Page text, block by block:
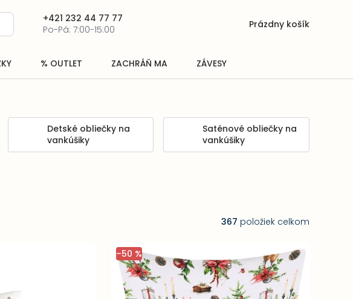
+421 232 44 77 77
Po-Pá: 7:00-15:00
Nákupný
Prázdny košík
% OUTLET ZACHRÁŇ MA ZÁVESY
Detské obliečky na
vankúšiky
Saténové obliečky na
vankúšiky
367 položiek celkom
–50 %